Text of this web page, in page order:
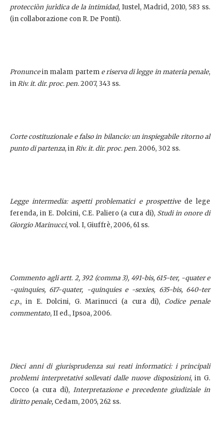
protecciòn jurìdica de la intimidad, Iustel, Madrid, 2010, 583 ss.
(in collaborazione con R. De Ponti).
Pronuncein malam parteme riserva di legge in materia penale,
inRiv. it. dir. proc. pen.2007, 343 ss.
Corte costituzionale e falso in bilancio: un inspiegabile ritorno al
punto di partenza, inRiv. it. dir. proc. pen.2006, 302 ss.
Legge intermedia: aspetti problematici e prospettive de lege
ferenda, in E. Dolcini, C.E. Paliero (a cura di), Studi in onore di
Giorgio Marinucci, vol. I, Giuffrè, 2006, 61 ss.
Commento agli artt. 2, 392 (comma 3), 491-bis, 615-ter, -quater e
-quinquies, 617-quater, -quinquies e -sexies, 635-bis, 640-ter
c.p., in E. Dolcini, G. Marinucci (a cura di), Codice penale
commentato, II ed., Ipsoa, 2006.
Dieci anni di giurisprudenza sui reati informatici: i principali
problemi interpretativi sollevati dalle nuove disposizioni, in G.
Cocco (a cura di), Interpretazione e precedente giudiziale in
diritto penale, Cedam, 2005, 262 ss.